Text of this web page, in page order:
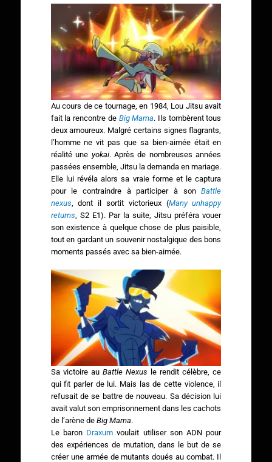
Au cours de ce tournage, en 1984, Lou Jitsu avait
fait la rencontre de Big Mama. Ils tombèrent tous
deux amoureux. Malgré certains signes flagrants,
l’homme ne vit pas que sa bien-aimée était en
réalité une yokai. Après de nombreuses années
passées ensemble, Jitsu la demanda en mariage.
Elle lui révéla alors sa vraie forme et le captura
pour le contraindre à participer à sonBattle
nexus , dont il sortit victorieux (Many unhappy
returns , S2 E1). Par la suite, Jitsu préféra vouer
son existence à quelque chose de plus paisible,
tout en gardant un souvenir nostalgique des bons
moments passés avec sa bien-aimée.
Sa victoire au Battle Nexus le rendit célèbre, ce
qui fit parler de lui. Mais las de cette violence, il
refusait de se battre de nouveau. Sa décision lui
avait valut son emprisonnement dans les cachots
de l’arène de Big Mama.
Le baron Draxum voulait utiliser son ADN pour
des expériences de mutation, dans le but de se
créer une armée de mutants doués au combat. Il